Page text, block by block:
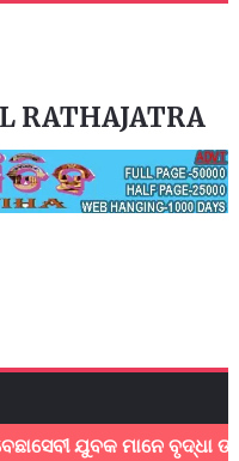
RATHAJATRA
ଯୁବକ ମାନେ ବୃଦ୍ଧା